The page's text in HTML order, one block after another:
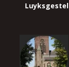
Luyksgestel